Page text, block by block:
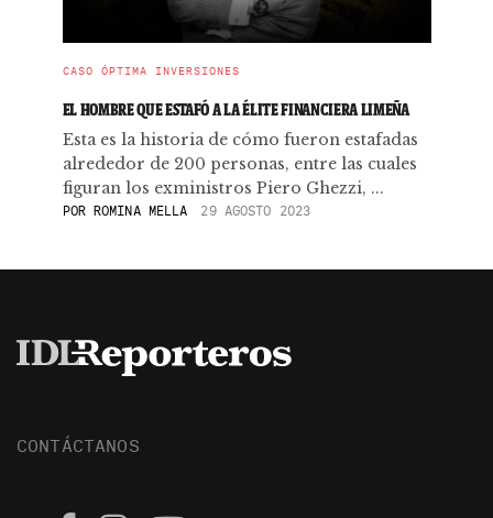
CASO ÓPTIMA INVERSIONES
EL HOMBRE QUE ESTAFÓ A LA ÉLITE FINANCIERA LIMEÑA
Esta es la historia de cómo fueron estafadas
alrededor de 200 personas, entre las cuales
figuran los exministros Piero Ghezzi, ...
POR ROMINA MELLA 29 AGOSTO 2023
CONTÁCTANOS